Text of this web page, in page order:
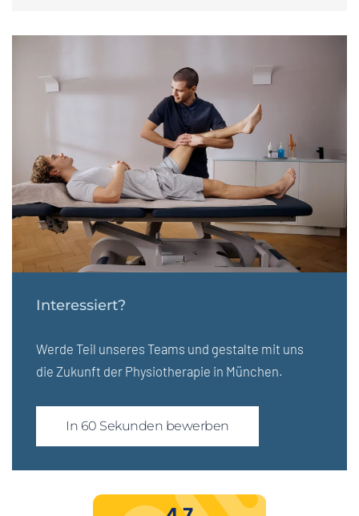
Interessiert?
Werde Teil unseres Teams und gestalte mit uns
die Zukunft der Physiotherapie in München.
In 60 Sekunden bewerben